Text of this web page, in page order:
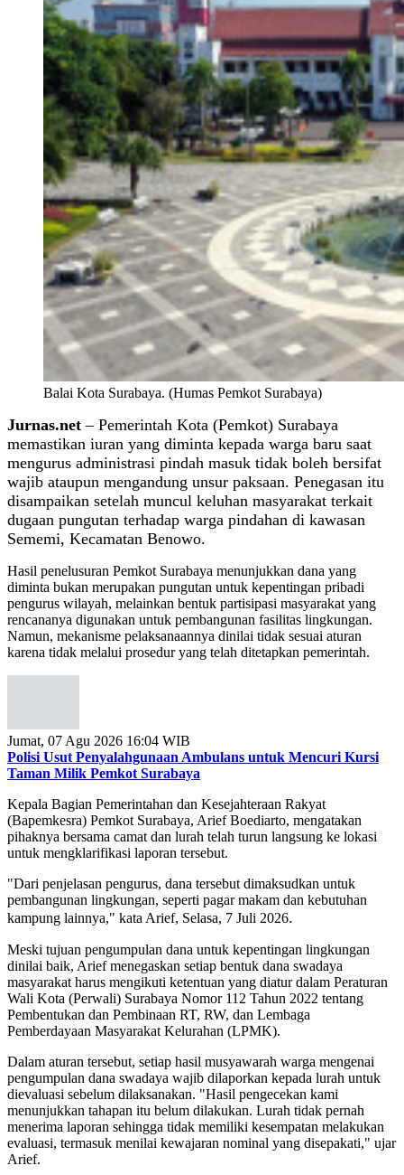
Balai Kota Surabaya. (Humas Pemkot Surabaya)
– Pemerintah Kota (Pemkot) Surabaya
memastikan iuran yang diminta kepada warga baru saat
mengurus administrasi pindah masuk tidak boleh bersifat
wajib ataupun mengandung unsur paksaan. Penegasan itu
disampaikan setelah muncul keluhan masyarakat terkait
dugaan pungutan terhadap warga pindahan di kawasan
Sememi, Kecamatan Benowo.
Hasil penelusuran Pemkot Surabaya menunjukkan dana yang
diminta bukan merupakan pungutan untuk kepentingan pribadi
pengurus wilayah, melainkan bentuk partisipasi masyarakat yang
rencananya digunakan untuk pembangunan fasilitas lingkungan.
Namun, mekanisme pelaksanaannya dinilai tidak sesuai aturan
karena tidak melalui prosedur yang telah ditetapkan pemerintah.
Polisi Usut Penyalahgunaan Ambulans untuk Mencuri Kursi
Taman Milik Pemkot Surabaya
Kepala Bagian Pemerintahan dan Kesejahteraan Rakyat
(Bapemkesra) Pemkot Surabaya, Arief Boediarto, mengatakan
pihaknya bersama camat dan lurah telah turun langsung ke lokasi
untuk mengklarifikasi laporan tersebut.
"Dari penjelasan pengurus, dana tersebut dimaksudkan untuk
pembangunan lingkungan, seperti pagar makam dan kebutuhan
kampung lainnya," kata Arief, Selasa, 7 Juli 2026.
Meski tujuan pengumpulan dana untuk kepentingan lingkungan
dinilai baik, Arief menegaskan setiap bentuk dana swadaya
masyarakat harus mengikuti ketentuan yang diatur dalam Peraturan
Wali Kota (Perwali) Surabaya Nomor 112 Tahun 2022 tentang
Pembentukan dan Pembinaan RT, RW, dan Lembaga
Pemberdayaan Masyarakat Kelurahan (LPMK).
Dalam aturan tersebut, setiap hasil musyawarah warga mengenai
pengumpulan dana swadaya wajib dilaporkan kepada lurah untuk
dievaluasi sebelum dilaksanakan. "Hasil pengecekan kami
menunjukkan tahapan itu belum dilakukan. Lurah tidak pernah
menerima laporan sehingga tidak memiliki kesempatan melakukan
evaluasi, termasuk menilai kewajaran nominal yang disepakati," ujar
Arief.